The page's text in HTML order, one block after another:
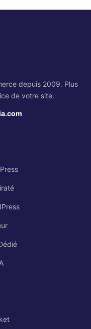
depuis 2009. Plus
de votre site.